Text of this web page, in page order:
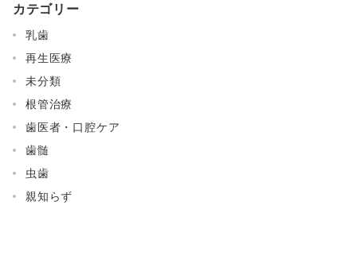
カテゴリー
乳歯
再生医療
未分類
根管治療
歯医者・口腔ケア
歯髄
虫歯
親知らず